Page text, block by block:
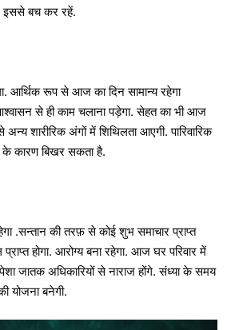
इससे बच कर रहें.
रूप से आज का दिन सामान्य रहेगा
से ही काम चलाना पड़ेगा. सेहत का भी आज
शारीरिक अंगों में शिथिलता आएगी. पारिवारिक
के कारण बिखर सकता है.
.सन्तान की तरफ़ से कोई शुभ समाचार प्राप्त
होगा. आरोग्य बना रहेगा. आज घर परिवार में
जातक अधिकारियों से नाराज होंगे. संध्या के समय
योजना बनेगी.